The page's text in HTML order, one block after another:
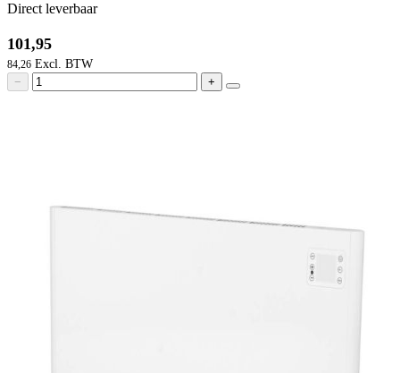
Direct leverbaar
101,95
84,26
− +